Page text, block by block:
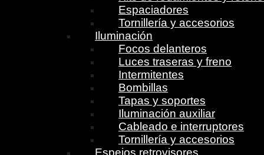
Espaciadores
Tornillería y accesorios
Iluminación
Focos delanteros
Luces traseras y freno
Intermitentes
Bombillas
Tapas y soportes
Iluminación auxiliar
Cableado e interruptores
Tornillería y accesorios
Espejos retrovisores